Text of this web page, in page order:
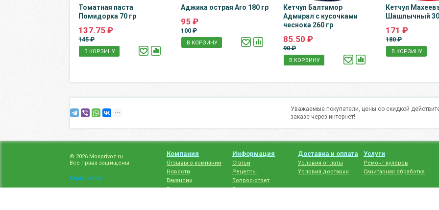
Томатная паста
Помидорка 70 гр
137.75 ₽
145 ₽
В КОРЗИНУ
Аджика острая Aro 180 гр
95 ₽
100 ₽
В КОРЗИНУ
Кетчуп Балтимор
Адмирал с кусочками
чеснока 260 гр
85.50 ₽
90 ₽
В КОРЗИНУ
Кетчуп
Шашлычный
171 ₽
180 ₽
В КОРЗИНУ
Уважаемые покупатели, цены со скидкой
заказе через интернет!
© 2026 Mosprivoz.ru
Все права защищены
Карта сайта
Компания
Отзывы о компании
Новости
Вакансии
Гарантия на товар
Информация
Статьи
Рецепты
Вопрос-ответ
Бренды
Доставка и оплата
Условия оплаты
Условия доставки
Услуги
Ремонт кулеров
Санитарная обработка